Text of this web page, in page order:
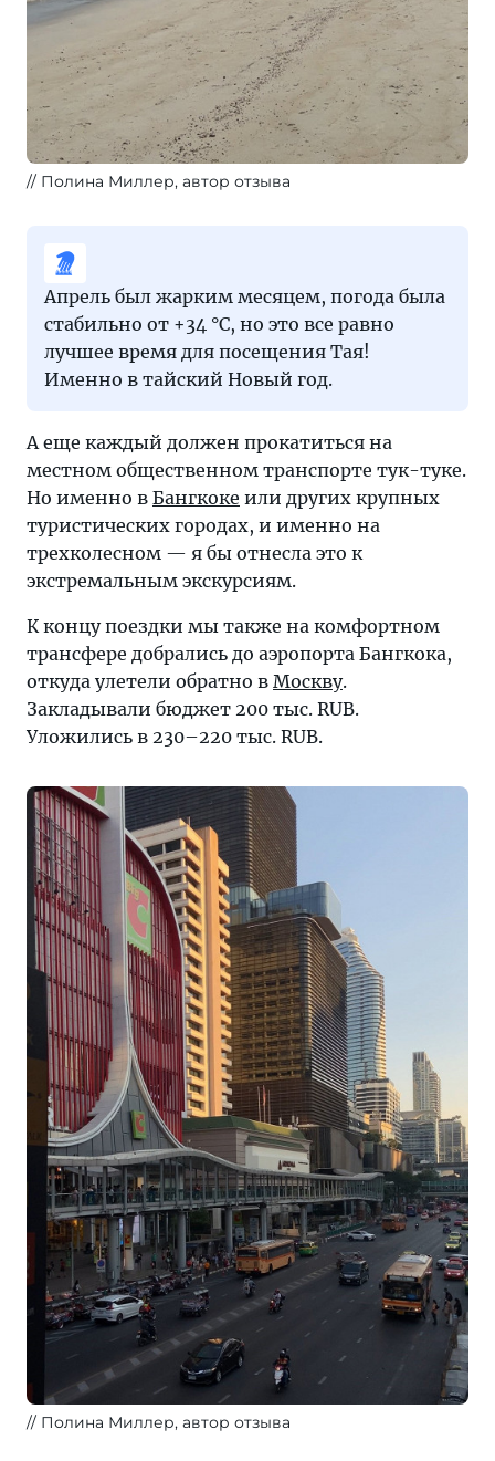
Полина Миллер, автор отзыва
Апрель был жарким месяцем, погода была
стабильно от +34 °C, но это все равно
лучшее время для посещения Тая!
Именно в тайский Новый год.
А еще каждый должен прокатиться на
местном общественном транспорте тук-туке.
Но именно в Бангкоке или других крупных
туристических городах, и именно на
трехколесном — я бы отнесла это к
экстремальным экскурсиям.
К концу поездки мы также на комфортном
трансфере добрались до аэропорта Бангкока,
откуда улетели обратно в Москву.
Закладывали бюджет 200 тыс. RUB.
Уложились в 230–220 тыс. RUB.
Полина Миллер, автор отзыва